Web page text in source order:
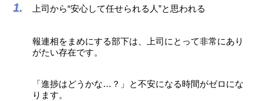
上司から“安心して任せられる人”と思われる
報連相をまめにする部下は、上司にとって非常にあり
がたい存在です。
「進捗はどうかな…？」と不安になる時間がゼロにな
ります。